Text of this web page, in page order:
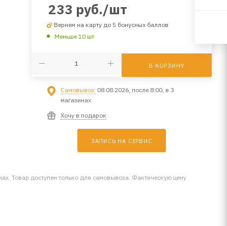
233 руб./шт
Вернем на карту до 5 бонусных баллов
Меньше 10 шт
В КОРЗИНУ
Самовывоз: 08.08.2026, после 8:00, в 3
магазинах
Хочу в подарок
ЗАПИСЬ НА СЕРВИС
Товар доступен только для самовывоза. Фактическую цену